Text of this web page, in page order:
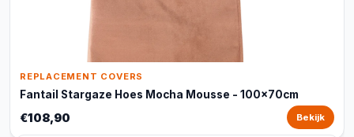
REPLACEMENT COVERS
Fantail Stargaze Hoes Mocha Mousse - 100x70cm
€108,90 Bekijk